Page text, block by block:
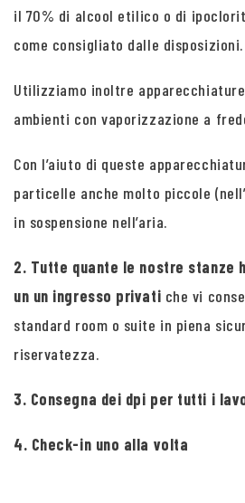
il 70% di alcool etilico o di
come consigliato dalle disposizioni.
Utilizziamo inoltre
ambienti con vaporizzazione a
Con l’aiuto di queste
particelle anche molto piccole
in sospensione nell’aria.
2. Tutte quante le nostre stanze
un un ingresso privati che vi
standard room o suite in piena
riservatezza.
3. Consegna dei dpi per tutti i
4. Check-in uno alla volta